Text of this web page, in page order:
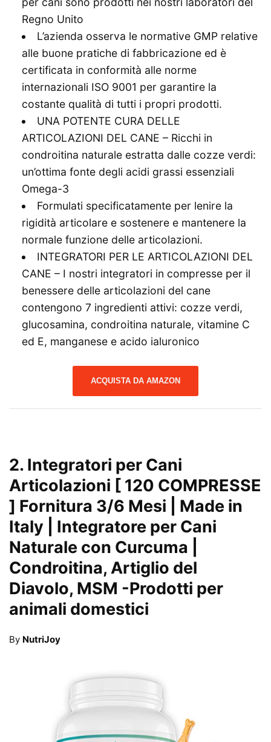
Regno Unito
L’azienda osserva le normative GMP relative
alle buone pratiche di fabbricazione ed è
certificata in conformità alle norme
internazionali ISO 9001 per garantire la
costante qualità di tutti i propri prodotti.
UNA POTENTE CURA DELLE
ARTICOLAZIONI DEL CANE – Ricchi in
condroitina naturale estratta dalle cozze verdi:
un’ottima fonte degli acidi grassi essenziali
Omega-3
Formulati specificatamente per lenire la
rigidità articolare e sostenere e mantenere la
normale funzione delle articolazioni.
INTEGRATORI PER LE ARTICOLAZIONI DEL
CANE – I nostri integratori in compresse per il
benessere delle articolazioni del cane
contengono 7 ingredienti attivi: cozze verdi,
glucosamina, condroitina naturale, vitamine C
ed E, manganese e acido ialuronico
ACQUISTA DA AMAZON
2. Integratori per Cani
Articolazioni [ 120 COMPRESSE
] Fornitura 3/6 Mesi | Made in
Italy | Integratore per Cani
Naturale con Curcuma |
Condroitina, Artiglio del
Diavolo, MSM -Prodotti per
animali domestici
By NutriJoy